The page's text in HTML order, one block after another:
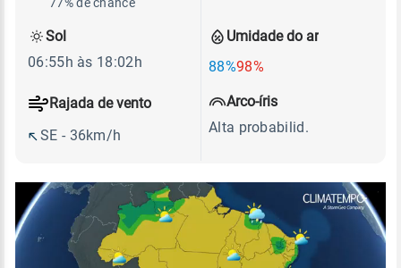
Umidade do ar
88%98%
Rajada de vento
SE - 36km/h
Sol
06:55h às 18:02h
Arco-íris
Alta probabilid.